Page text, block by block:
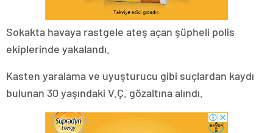
Sokakta havaya rastgele ateş açan şüpheli polis
ekiplerinde yakalandı.
Kasten yaralama ve uyuşturucu gibi suçlardan kaydı
bulunan 30 yaşındaki V.Ç. gözaltına alındı.